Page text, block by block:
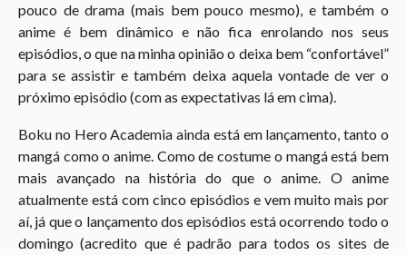
pouco de drama (mais bem pouco mesmo), e também o
anime é bem dinâmico e não fica enrolando nos seus
episódios, o que na minha opinião o deixa bem “confortável”
para se assistir e também deixa aquela vontade de ver o
próximo episódio (com as expectativas lá em cima).
Boku no Hero Academia ainda está em lançamento, tanto o
mangá como o anime. Como de costume o mangá está bem
mais avançado na história do que o anime. O anime
atualmente está com cinco episódios e vem muito mais por
aí, já que o lançamento dos episódios está ocorrendo todo o
domingo (acredito que é padrão para todos os sites de